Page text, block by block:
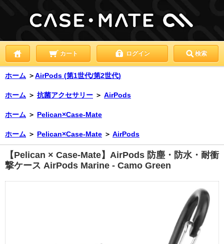
カート ログイン 検索
ホーム ＞AirPods (第1世代/第2世代)
ホーム ＞ 抗菌アクセサリー ＞ AirPods
ホーム ＞ Pelican×Case-Mate
ホーム ＞ Pelican×Case-Mate ＞ AirPods
【Pelican × Case-Mate】AirPods 防塵・防水・耐衝
撃ケース AirPods Marine - Camo Green